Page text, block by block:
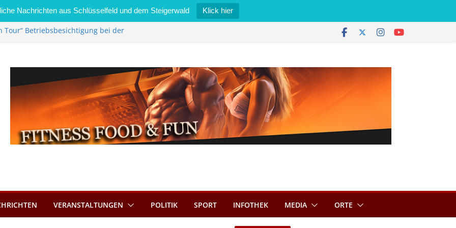
Nachrichten aus Schlüsselfeld und dem Steigerwald Klick hier
Tour“ Betriebsbesichtigung bei der
bietet Online-Anmeldung für
an
im Wert von 600 Euro
VERANSTALTUNGEN POLITIK SPORT INFOTHEK MEDIA ORTE